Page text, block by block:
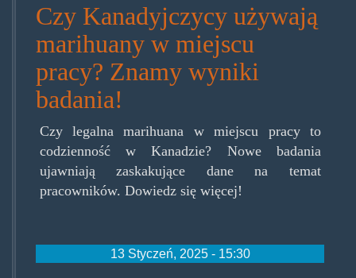
Czy Kanadyjczycy używają
marihuany w miejscu
pracy? Znamy wyniki
badania!
Czy legalna marihuana w miejscu pracy to
codzienność w Kanadzie? Nowe badania
ujawniają zaskakujące dane na temat
pracowników. Dowiedz się więcej!
13 Styczeń, 2025 - 15:30